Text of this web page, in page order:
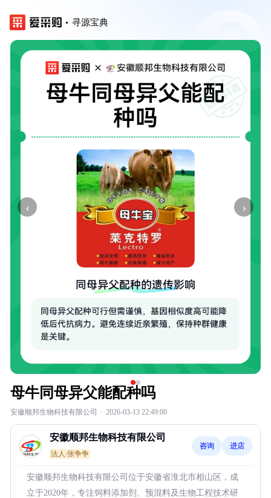
寻源宝典
‹ ›
母牛同母异父能配种吗
安徽顺邦生物科技有限公司 · 2026-03-13 22:49:00
安徽顺邦生物科技有限公司
法人:张争争
咨询 进店
安徽顺邦生物科技有限公司位于安徽省淮北市相山区，成
立于2020年，专注饲料添加剂、预混料及生物工程技术研